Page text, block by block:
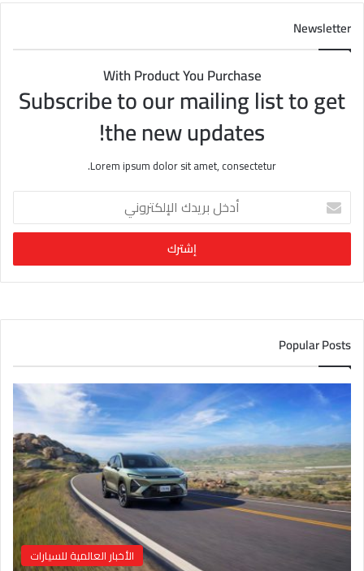
Newsletter
With Product You Purchase
Subscribe to our mailing list to get
the new updates!
Lorem ipsum dolor sit amet, consectetur.
خ
ب
ر
د
ا
ل
إ
ل
ك
ت
ر
و
ن
ي
Popular Posts
الأخبار العالمية للسيارات